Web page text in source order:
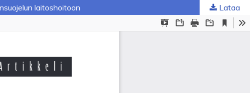
laitoshoitoon Lataa
.